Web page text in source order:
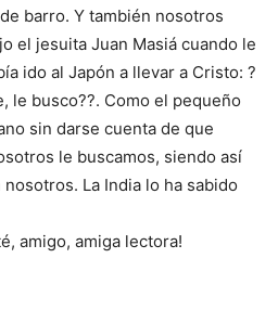
barro. Y también nosotros
el jesuita Juan Masiá cuando le
ido al Japón a llevar a Cristo: ?
le busco??. Como el pequeño
sin darse cuenta de que
le buscamos, siendo así
La India lo ha sabido
amigo, amiga lectora!